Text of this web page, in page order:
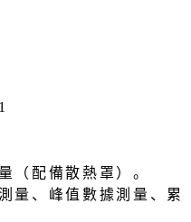
（配備散熱罩）。
量、峰值數據測量、累